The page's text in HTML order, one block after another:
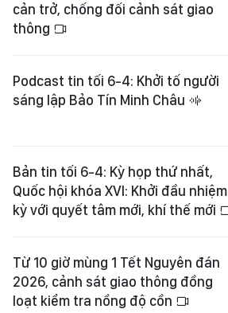
cản trở, chống đối cảnh sát giao
thông
Podcast tin tối 6-4: Khởi tố người
sáng lập Bảo Tín Minh Châu
Bản tin tối 6-4: Kỳ họp thứ nhất,
Quốc hội khóa XVI: Khởi đầu nhiệm
kỳ với quyết tâm mới, khí thế mới
Từ 10 giờ mùng 1 Tết Nguyên đán
2026, cảnh sát giao thông đồng
loạt kiểm tra nồng độ cồn